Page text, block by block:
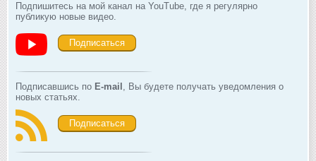
Подпишитесь на мой канал на YouTube, где я регулярно
публикую новые видео.
Подписаться
Подписавшись по E-mail , Вы будете получать уведомления о
новых статьях.
Подписаться